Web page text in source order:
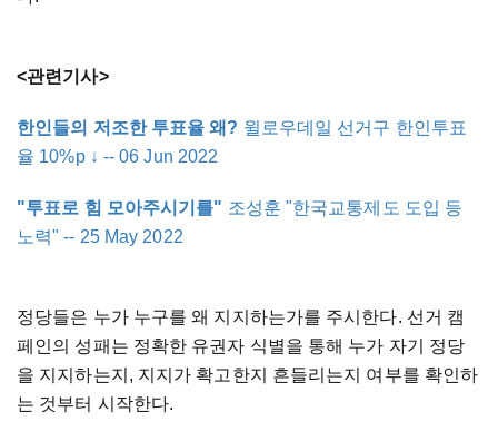
<관련기사>
한인들의 저조한 투표율 왜? 윌로우데일 선거구 한인투표
율 10%p ↓ -- 06 Jun 2022
"투표로 힘 모아주시기를" 조성훈 "한국교통제도 도입 등
노력" -- 25 May 2022
정당들은 누가 누구를 왜 지지하는가를 주시한다. 선거 캠
페인의 성패는 정확한 유권자 식별을 통해 누가 자기 정당
을 지지하는지, 지지가 확고한지 흔들리는지 여부를 확인하
는 것부터 시작한다.